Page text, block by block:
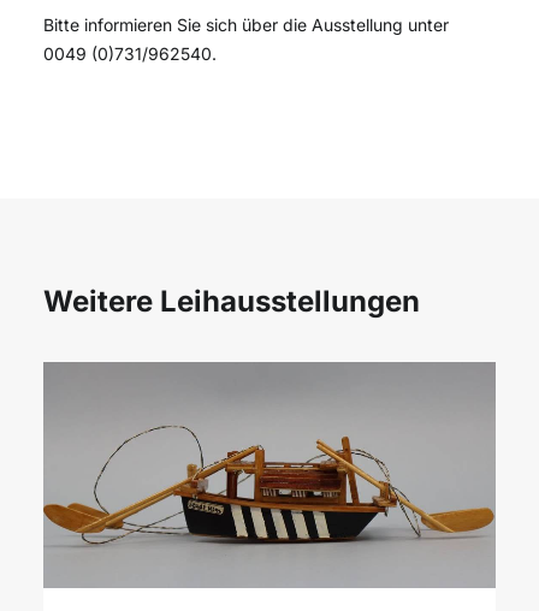
Bitte informieren Sie sich über die Ausstellung unter
0049 (0)731/962540.
Weitere Leihausstellungen